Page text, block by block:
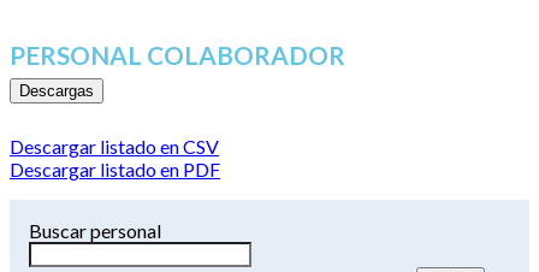
PERSONAL COLABORADOR
Descargas
Descargar listado en CSV
Descargar listado en PDF
Buscar personal